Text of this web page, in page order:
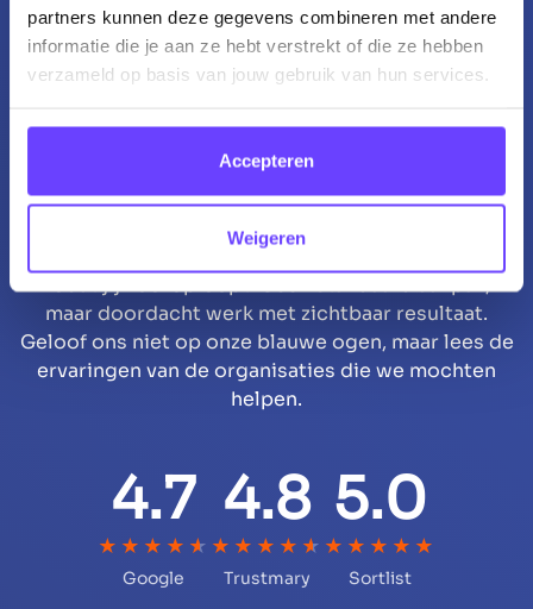
partners kunnen deze gegevens combineren met andere
informatie die je aan ze hebt verstrekt of die ze hebben
verzameld op basis van jouw gebruik van hun services.
Accepteren
Weigeren
Klantverhalen
Jouw groei is ons startpunt. We werken mét je,
maar doordacht werk met zichtbaar resultaat.
Geloof ons niet op onze blauwe ogen, maar lees de
ervaringen van de organisaties die we mochten
helpen.
4.7
★★★★ ★
Google
4.8
★★★★ ★
Trustmary
5.0
★★★★★
Sortlist